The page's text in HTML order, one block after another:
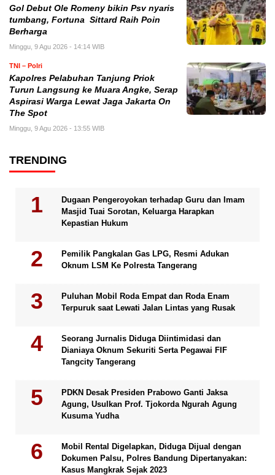
Gol Debut Ole Romeny bikin Psv nyaris
tumbang, Fortuna Sittard Raih Poin
Berharga
Minggu, 9 Agu 2026 - 14:14 WIB
TNI – Polri
Kapolres Pelabuhan Tanjung Priok
Turun Langsung ke Muara Angke, Serap
Aspirasi Warga Lewat Jaga Jakarta On
The Spot
Minggu, 9 Agu 2026 - 13:55 WIB
TRENDING
Dugaan Pengeroyokan terhadap Guru dan Imam
Masjid Tuai Sorotan, Keluarga Harapkan
Kepastian Hukum
Pemilik Pangkalan Gas LPG, Resmi Adukan
Oknum LSM Ke Polresta Tangerang
Puluhan Mobil Roda Empat dan Roda Enam
Terpuruk saat Lewati Jalan Lintas yang Rusak
Seorang Jurnalis Diduga Diintimidasi dan
Dianiaya Oknum Sekuriti Serta Pegawai FIF
Tangcity Tangerang
PDKN Desak Presiden Prabowo Ganti Jaksa
Agung, Usulkan Prof. Tjokorda Ngurah Agung
Kusuma Yudha
Mobil Rental Digelapkan, Diduga Dijual dengan
Dokumen Palsu, Polres Bandung Dipertanyakan:
Kasus Mangkrak Sejak 2023